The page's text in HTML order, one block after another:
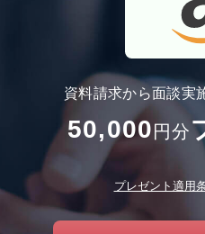
資料請求から面談実
50,000 円分
プレゼント適用